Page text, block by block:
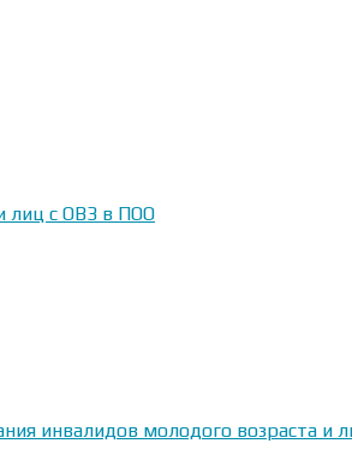
лиц с ОВЗ в ПОО
инвалидов молодого возраста